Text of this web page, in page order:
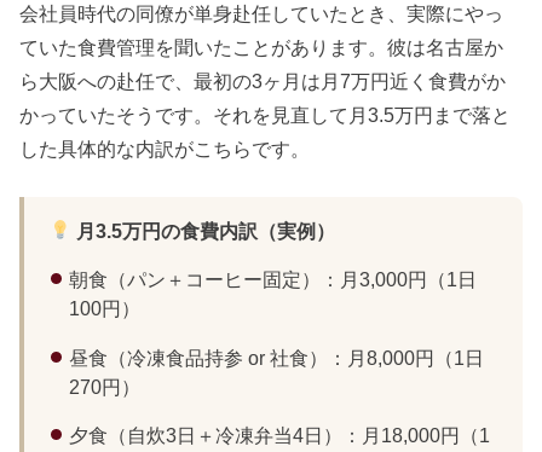
会社員時代の同僚が単身赴任していたとき、実際にやっ
ていた食費管理を聞いたことがあります。彼は名古屋か
ら大阪への赴任で、最初の3ヶ月は月7万円近く食費がか
かっていたそうです。それを見直して月3.5万円まで落と
した具体的な内訳がこちらです。
月3.5万円の食費内訳（実例）
朝食（パン＋コーヒー固定）：月3,000円（1日
100円）
昼食（冷凍食品持参 or 社食）：月8,000円（1日
270円）
夕食（自炊3日＋冷凍弁当4日）：月18,000円（1